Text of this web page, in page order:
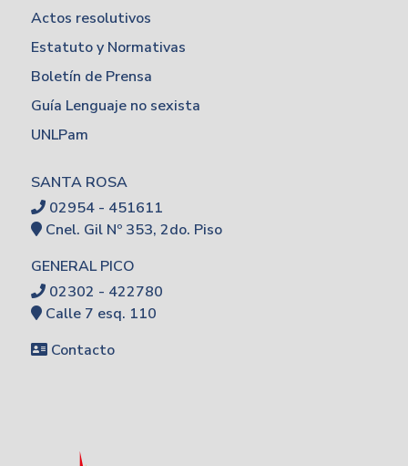
Actos resolutivos
Estatuto y Normativas
Boletín de Prensa
Guía Lenguaje no sexista
UNLPam
SANTA ROSA
02954 - 451611
Cnel. Gil Nº 353, 2do. Piso
GENERAL PICO
02302 - 422780
Calle 7 esq. 110
Contacto